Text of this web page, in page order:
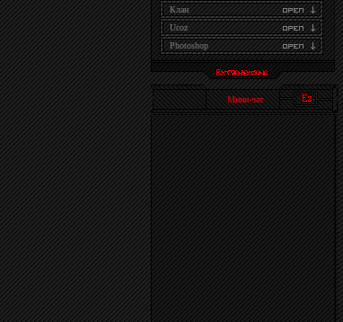
Клан
Ucoz
Photoshop
Мини-чат